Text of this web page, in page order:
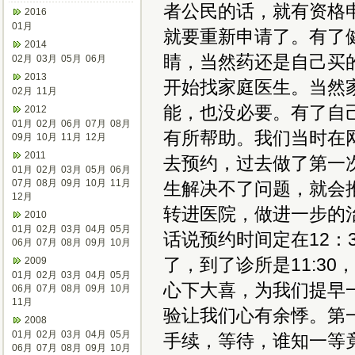
者公民的话，就有资格
就要重新申请了。有了
睛，当然药还是自己买
开始找家庭医生。当然
能，也没必要。有了自
有所帮助。我们当时在
去预约，过去做了第一
生解决不了问题，就会
转进医院，做进一步的
话说预约时间定在12
了，到了诊所是11:30
心下大喜，为我们提早
验让我们心有余悸。第
手续，等待，谁知一等
2016
01月
2014
02月 03月 05月 06月
2013
02月
11月
2012
01月 02月 06月 07月 08月
09月
10月 11月
12月
2011
01月 02月 03月 05月 06月
07月 08月 09月 10月
11月
12月
2010
01月 02月 03月 04月 05月
06月 07月 08月 09月
10月
2009
01月 02月 03月 04月 05月
06月 07月 08月 09月
10月
11月
2008
01月 02月 03月 04月 05月
06月 07月 08月 09月
10月